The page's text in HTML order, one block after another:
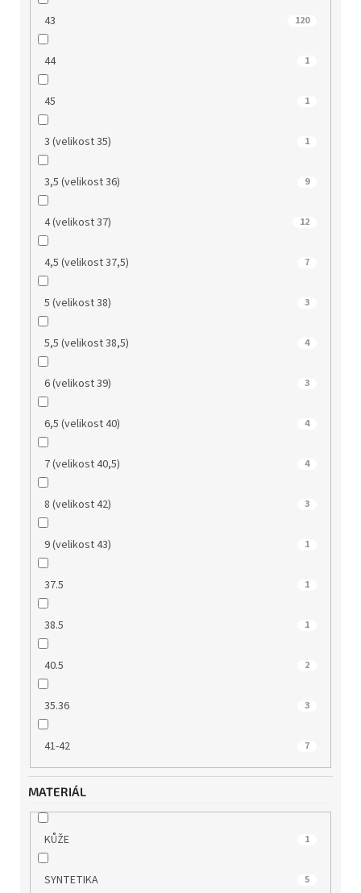
43 120
44 1
45 1
3 (velikost 35) 1
3,5 (velikost 36) 9
4 (velikost 37) 12
4,5 (velikost 37,5) 7
5 (velikost 38) 3
5,5 (velikost 38,5) 4
6 (velikost 39) 3
6,5 (velikost 40) 4
7 (velikost 40,5) 4
8 (velikost 42) 3
9 (velikost 43) 1
37.5 1
38.5 1
40.5 2
35.36 3
41-42 7
MATERIÁL
KŮŽE 1
SYNTETIKA 5